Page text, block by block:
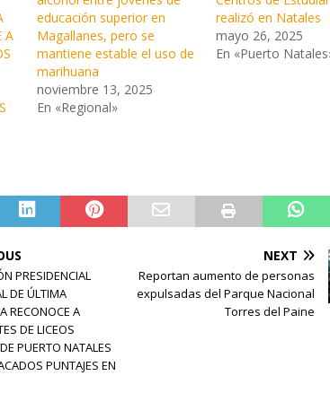
A
educación superior en
Magallanes, pero se
mantiene estable el uso de
marihuana
noviembre 13, 2025
En «Regional»
realizó en Natales
mayo 26, 2025
En «Puerto
PRESIDENCIAL
DE ÚLTIMA
RECONOCE A
DE LICEOS
PUERTO NATALES
PUNTAJES EN
NEXT
Reportan aumento de personas
expulsadas del Parque Nacional
Torres del Paine